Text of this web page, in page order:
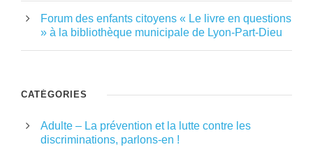
Forum des enfants citoyens « Le livre en questions
» à la bibliothèque municipale de Lyon-Part-Dieu
CATÉGORIES
Adulte – La prévention et la lutte contre les
discriminations, parlons-en !